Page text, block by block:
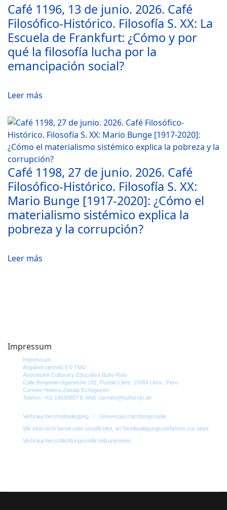
Café 1196, 13 de junio. 2026. Café
Filosófico-Histórico. Filosofía S. XX: La
Escuela de Frankfurt: ¿Cómo y por
qué la filosofía lucha por la
emancipación social?
Leer más
Café 1198, 27 de junio. 2026. Café
Filosófico-Histórico. Filosofía S. XX:
Mario Bunge [1917-2020]: ¿Cómo el
materialismo sistémico explica la
pobreza y la corrupción?
Leer más
Impressum
Impressum
Angaben gemäß § 5 TMG
Asociación Cultural y Educativa Buho Rojo
Calle Benjamin Ugarteche 181, Pueblo Libre, 15084 Lima , Peru
Carmen Helena Zavala Echegoyen
Telefon: +51 14630807 E-Mail: carmen@buhorojo.de
Verbraucher­streit­beilegung / Universal­schlichtungs­stelle
Wir sind nicht bereit oder verpflichtet, an Streitbeilegungsverfahren vor einer
Verbraucherschlichtungsstelle teilzunehmen.